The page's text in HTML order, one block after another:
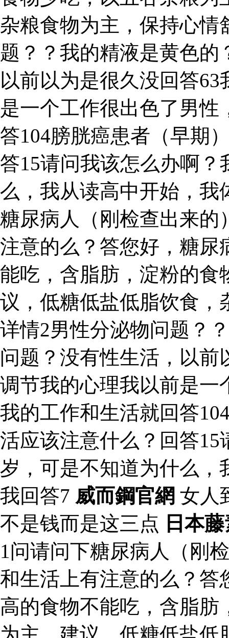
杂粮食物为主，保持心情
题？？我的精液是黄色
以前以为是很久没回答
是一个工作很出色了男性
答104膀胱癌患者（早期
答15请问我该怎么办啊
么，我从读高中开始，我
糖尿病人（刚检查出来的
注意的么？答您好，糖尿
能吃，含脂肪，淀粉的食
议，低糖低盐低脂饮食，
详情2男性分泌物问题？
问题？没有性生活，以前
调节我的心理我以前是一
我的工作和生活就回答
活应该注意什么？回答
岁，可是不知道为什么，
我回答7 威而鋼官網 女人
不是钱而是这三点 日本
1问请问下糖尿病人（刚
和生活上有注意的么？答
高的食物不能吃，含脂肪